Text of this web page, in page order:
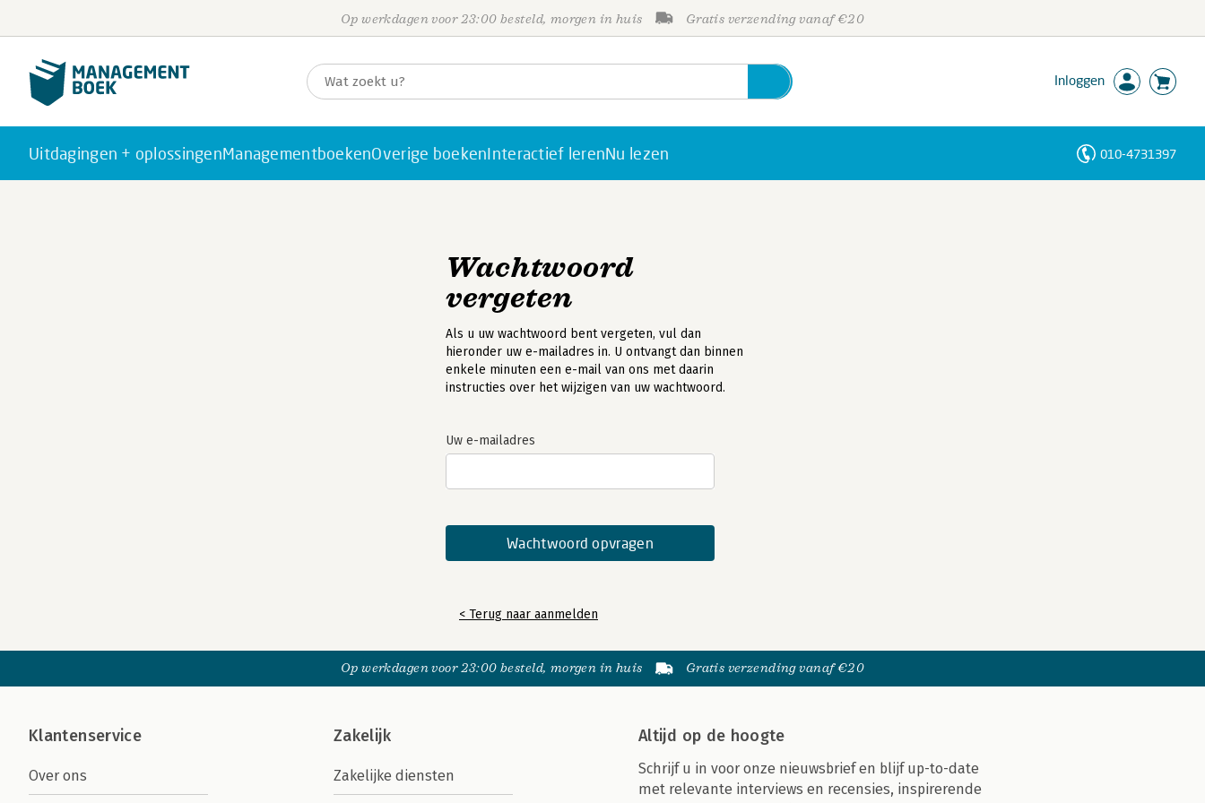
Op werkdagen voor 23:00 besteld, morgen in huis Gratis verzending vanaf €20
Inloggen
Uitdagingen + oplossingenManagementboekenOverige boekenInteractief lerenNu lezen 010-4731397
Wachtwoord
vergeten
Als u uw wachtwoord bent vergeten, vul dan
hieronder uw e-mailadres in. U ontvangt dan binnen
enkele minuten een e-mail van ons met daarin
instructies over het wijzigen van uw wachtwoord.
Uw e-mailadres
< Terug naar aanmelden
Op werkdagen voor 23:00 besteld, morgen in huis Gratis verzending vanaf €20
Klantenservice
Over ons
Zakelijk
Zakelijke diensten
Altijd op de hoogte
Schrijf u in voor onze nieuwsbrief en blijf up-to-date
met relevante interviews en recensies, inspirerende
Personen